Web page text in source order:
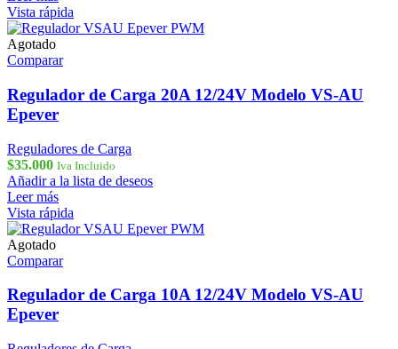
Vista rápida
Agotado
Comparar
Regulador de Carga 20A 12/24V Modelo VS-AU
Epever
Reguladores de Carga
$35.000 Iva Incluido
Añadir a la lista de deseos
Leer más
Vista rápida
Agotado
Comparar
Regulador de Carga 10A 12/24V Modelo VS-AU
Epever